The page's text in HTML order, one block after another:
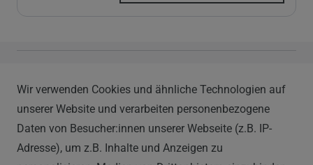
Im Hülsenfeld 9
40721 Hilden
0212 520-82 100
Wir verwenden Cookies und ähnliche Technologien auf
unserer Website und verarbeiten personenbezogene
Daten von Besucher:innen unserer Webseite (z.B. IP-
Adresse), um z.B. Inhalte und Anzeigen zu